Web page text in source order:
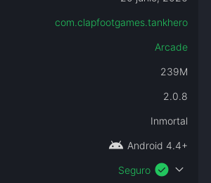
com.clapfootgames.tankhero
Arcade
239M
2.0.8
Inmortal
android Android 4.4+
Seguro check_circle expand_more